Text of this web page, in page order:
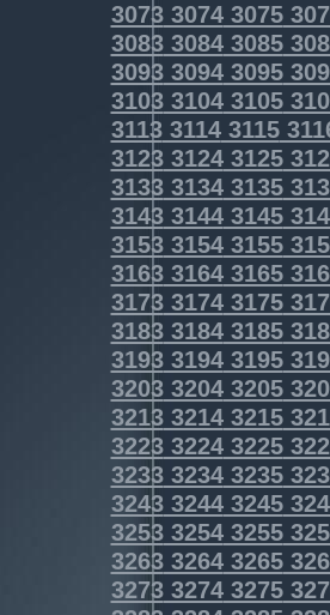
307330743075
308330843085
309330943095
310331043105
311331143115
312331243125
313331343135
314331443145
315331543155
316331643165
317331743175
318331843185
319331943195
320332043205
321332143215
322332243225
323332343235
324332443245
325332543255
326332643265
327332743275